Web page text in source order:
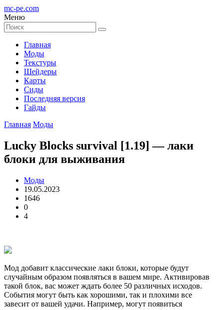
mc-pe.com
Меню
Главная
Моды
Текстуры
Шейдеры
Карты
Сиды
Последняя версия
Гайды
Главная Моды
Lucky Blocks survival [1.19] — лаки
блоки для выживания
Моды
19.05.2023
1646
0
4
Мод добавит классические лаки блоки, которые будут
случайным образом появляться в вашем мире. Активировав
такой блок, вас может ждать более 50 различных исходов.
События могут быть как хорошими, так и плохими все
завесит от вашей удачи. Например, могут появиться